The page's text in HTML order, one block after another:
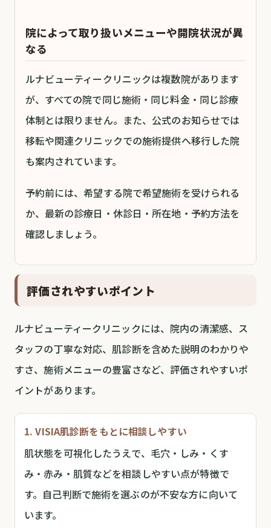
院によって取り扱いメニューや開院状況が異
なる
ルナビューティークリニックは複数院があります
が、すべての院で同じ施術・同じ料金・同じ診療
体制とは限りません。また、公式のお知らせでは
移転や関連クリニックでの施術提供へ移行した院
も案内されています。
予約前には、希望する院で希望施術を受けられる
か、最新の診療日・休診日・所在地・予約方法を
確認しましょう。
評価されやすいポイント
ルナビューティークリニックには、院内の清潔感、ス
タッフの丁寧な対応、肌診断を含めた説明のわかりや
すさ、施術メニューの豊富さなど、評価されやすいポ
イントがあります。
1. VISIA肌診断をもとに相談しやすい
肌状態を可視化したうえで、毛穴・しみ・くす
み・赤み・肌質などを相談しやすい点が特徴で
す。自己判断で施術を選ぶのが不安な方に向いて
います。